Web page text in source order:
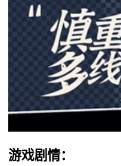
游戏剧情：